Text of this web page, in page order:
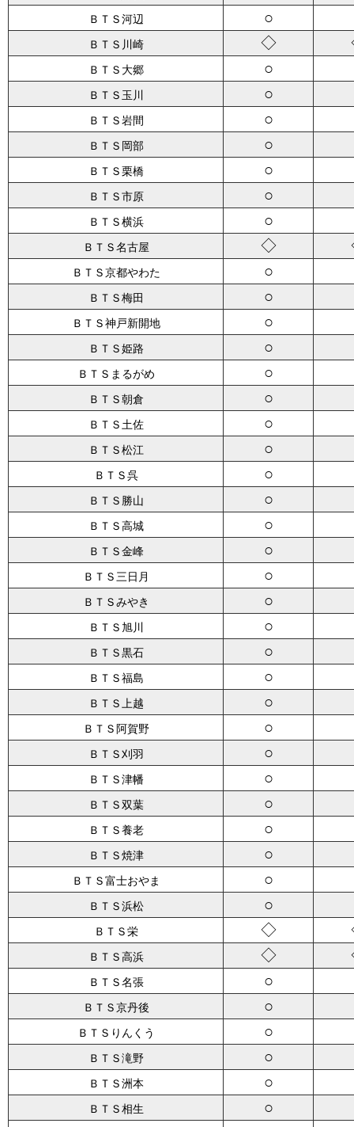
ＢＴＳ河辺 ○
ＢＴＳ川崎 ◇
ＢＴＳ大郷 ○
ＢＴＳ玉川 ○
ＢＴＳ岩間 ○
ＢＴＳ岡部 ○
ＢＴＳ栗橋 ○
ＢＴＳ市原 ○
ＢＴＳ横浜 ○
ＢＴＳ名古屋 ◇
ＢＴＳ京都やわた ○
ＢＴＳ梅田 ○
ＢＴＳ神戸新開地 ○
ＢＴＳ姫路 ○
ＢＴＳまるがめ ○
ＢＴＳ朝倉 ○
ＢＴＳ土佐 ○
ＢＴＳ松江 ○
ＢＴＳ呉 ○
ＢＴＳ勝山 ○
ＢＴＳ高城 ○
ＢＴＳ金峰 ○
ＢＴＳ三日月 ○
ＢＴＳみやき ○
ＢＴＳ旭川 ○
ＢＴＳ黒石 ○
ＢＴＳ福島 ○
ＢＴＳ上越 ○
ＢＴＳ阿賀野 ○
ＢＴＳ刈羽 ○
ＢＴＳ津幡 ○
ＢＴＳ双葉 ○
ＢＴＳ養老 ○
ＢＴＳ焼津 ○
ＢＴＳ富士おやま ○
ＢＴＳ浜松 ○
ＢＴＳ栄 ◇
ＢＴＳ高浜 ◇
ＢＴＳ名張 ○
ＢＴＳ京丹後 ○
ＢＴＳりんくう ○
ＢＴＳ滝野 ○
ＢＴＳ洲本 ○
ＢＴＳ相生 ○